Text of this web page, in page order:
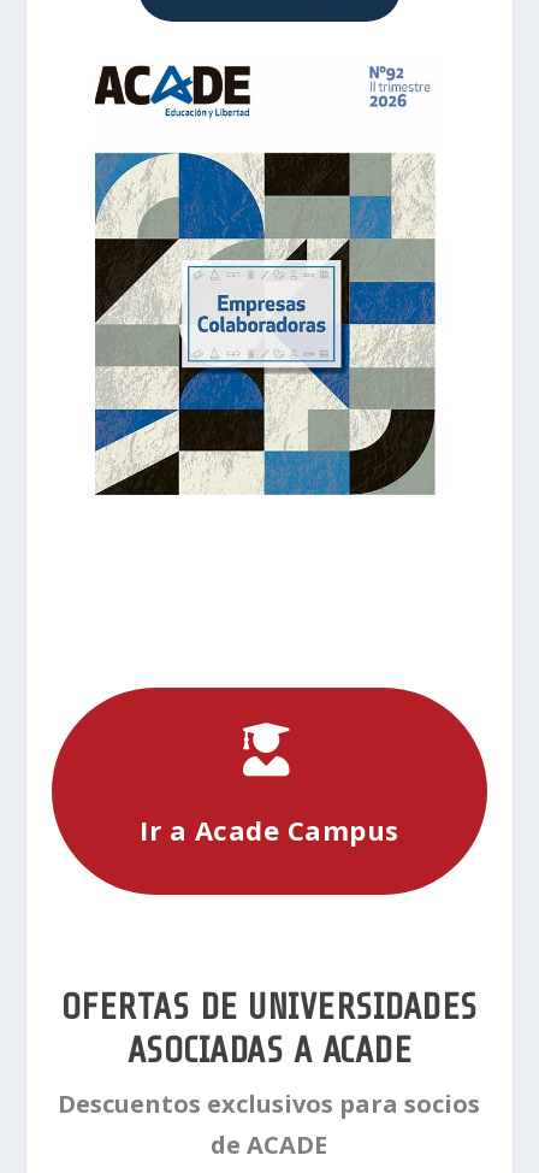

Ir a Acade Campus
OFERTAS DE UNIVERSIDADES
ASOCIADAS A ACADE
Descuentos exclusivos para socios
de ACADE